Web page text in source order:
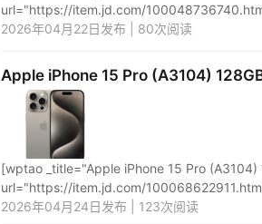
url="https://item.jd.com/
2026年04月22日发布 | 80次阅读
Apple iPhone 15 Pro (A3104)
[wptao _title="Apple iPhone 15 Pro
url="https://item.jd.com/
2026年04月24日发布 | 123次阅读